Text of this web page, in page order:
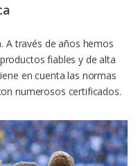
A través de años hemos
fiables y de alta
en cuenta las normas
numerosos certificados.